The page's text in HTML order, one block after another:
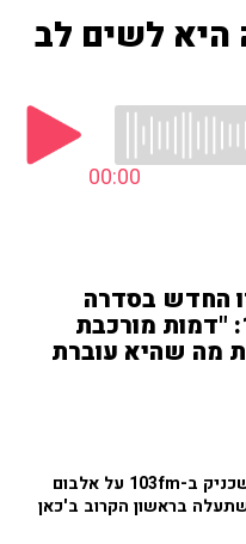
לשים לב
00:00
החדש בסדרה
'החמאם', שתעלה בכאן 11: "דמות מורכבת
מה שהיא עוברת
השחקן והזמר דניאל גד שוחח עם רז שכניק ב-103fm על אלבום
בראשון הקרוב ב'כאן